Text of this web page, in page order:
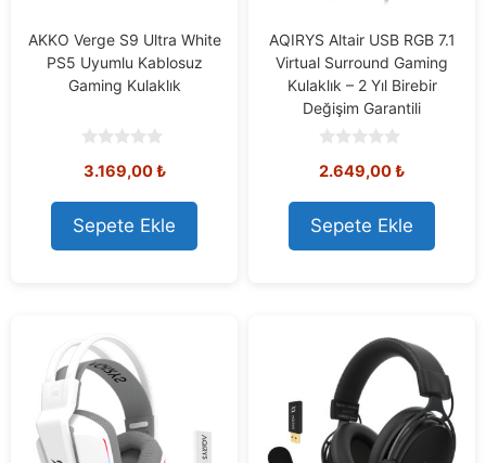
AKKO Verge S9 Ultra White
PS5 Uyumlu Kablosuz
Gaming Kulaklık
o
t
o
f
5
3.169,00₺
Sepete Ekle
AQIRYS Altair USB RGB 7.1
Virtual Surround Gaming
Kulaklık – 2 Yıl Birebir
Değişim Garantili
o
t
o
f
5
2.649,00₺
Sepete Ekle